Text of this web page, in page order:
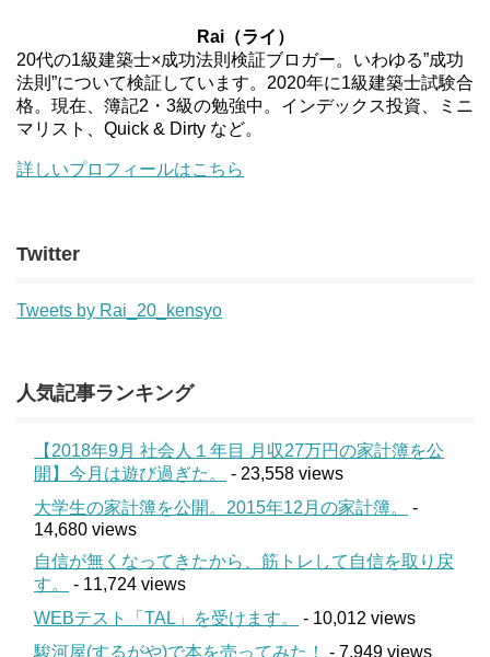
Rai（ライ）
20代の1級建築士×成功法則検証ブロガー。いわゆる”成功
法則”について検証しています。2020年に1級建築士試験合
格。現在、簿記2・3級の勉強中。インデックス投資、ミニ
マリスト、Quick & Dirty など。
詳しいプロフィールはこちら
Twitter
Tweets by Rai_20_kensyo
人気記事ランキング
【2018年9月 社会人１年目 月収27万円の家計簿を公
開】今月は遊び過ぎた。
- 23,558 views
大学生の家計簿を公開。2015年12月の家計簿。
-
14,680 views
自信が無くなってきたから、筋トレして自信を取り戻
す。
- 11,724 views
WEBテスト「TAL」を受けます。
- 10,012 views
駿河屋(するがや)で本を売ってみた！
- 7,949 views